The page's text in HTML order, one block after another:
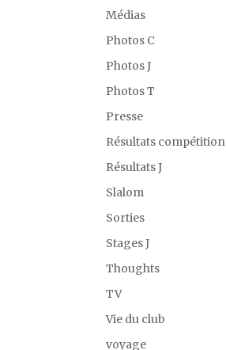
Médias
Photos C
Photos J
Photos T
Presse
Résultats compétition
Résultats J
Slalom
Sorties
Stages J
Thoughts
TV
Vie du club
voyage